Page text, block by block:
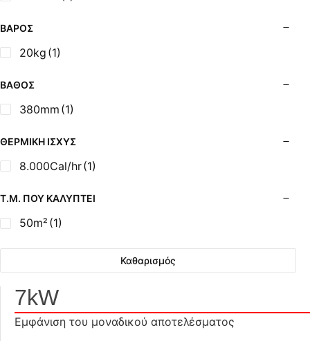
Σόμπες Ξύλου από Ατσάλι με Φούρνο
Σόμπες Πετρελαίου (Alfatherm)
Σόμπες Πετρελαίου (Assos)
Σόμπες Πετρελαίου (StarStoves)
Σόμπες Πετρελαίου (ΟΒΕΛ)
Σόμπες Πετρελαίου Αερόθερμες (Agorastos)
Σόμπες Υγραερίου
Σούβλες - Εργαλεία Ψησίματος BBQ
Σωλήνες (Μπουριά), Εξαρτήματα Σόμπας
Τζάκια - Εστίες
Ψησταριές
ΒΆΡΟΣ
20kg (1)
ΒΆΘΟΣ
380mm (1)
ΘΕΡΜΙΚΉ ΙΣΧΎΣ
8.000Cal/hr(1)
Τ.Μ. ΠΟΥ ΚΑΛΎΠΤΕΙ
50m² (1)
Καθαρισμός
7kW
Εμφάνιση του μοναδικού αποτελέσματος